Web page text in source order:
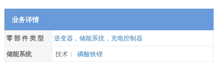
业务详情
零 部 件 类 型
逆变器，储能系统，充电控制器
储能系统
技术：
磷酸铁锂